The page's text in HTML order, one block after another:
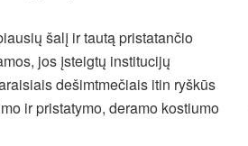
šalį ir tautą pristatančio
jos įsteigtų institucijų
dešimtmečiais itin ryškūs
ir pristatymo, deramo kostiumo